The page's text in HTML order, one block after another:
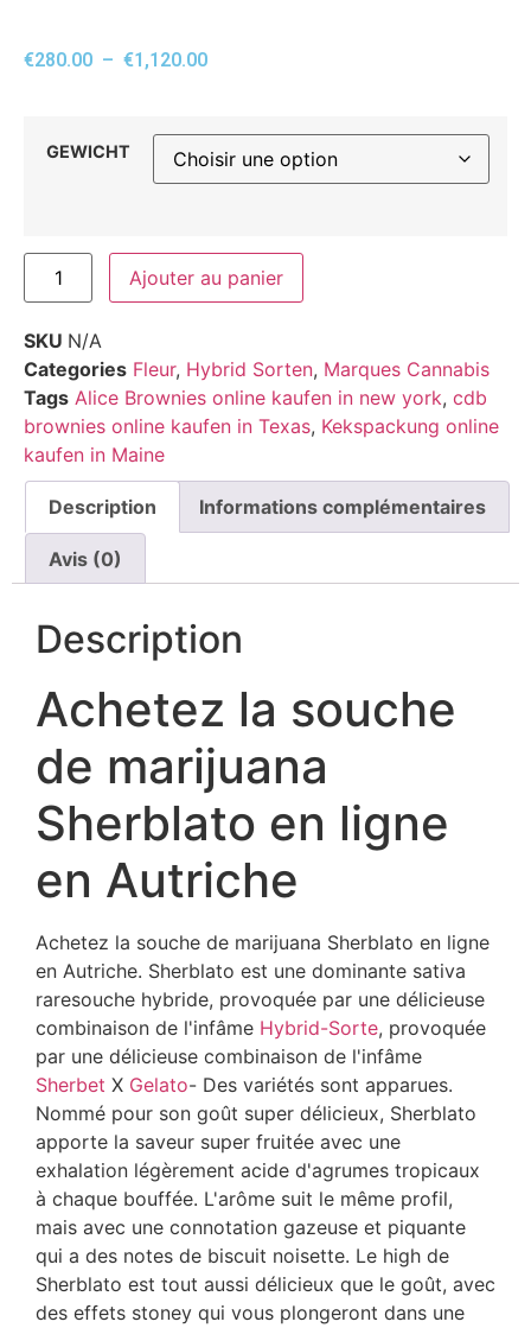
€280.00 – €1,120.00
GEWICHT
Ajouter au panier
SKU N/A
Categories Fleur, Hybrid Sorten, Marques Cannabis
Tags Alice Brownies online kaufen in new york, cdb
brownies online kaufen in Texas, Kekspackung online
kaufen in Maine
Description Informations complémentaires
Avis (0)
Description
Achetez la souche
de marijuana
Sherblato en ligne
en Autriche
Achetez la souche de marijuana Sherblato en ligne
en Autriche. Sherblato est une dominante sativa
raresouche hybride, provoquée par une délicieuse
combinaison de l'infâme Hybrid-Sorte, provoquée
par une délicieuse combinaison de l'infâme
Sherbet X Gelato- Des variétés sont apparues.
Nommé pour son goût super délicieux, Sherblato
apporte la saveur super fruitée avec une
exhalation légèrement acide d'agrumes tropicaux
à chaque bouffée. L'arôme suit le même profil,
mais avec une connotation gazeuse et piquante
qui a des notes de biscuit noisette. Le high de
Sherblato est tout aussi délicieux que le goût, avec
des effets stoney qui vous plongeront dans une